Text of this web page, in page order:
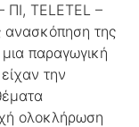
ΠΙ, ΤELETEL –
ανασκόπηση της
παραγωγική
την
ολοκλήρωση